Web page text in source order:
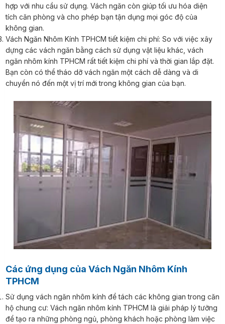
hợp với nhu cầu sử dụng. Vách ngăn còn giúp tối ưu hóa diện
tích căn phòng và cho phép bạn tận dụng mọi góc độ của
không gian.
Vách Ngăn Nhôm Kính TPHCM tiết kiệm chi phí: So với việc xây
dựng các vách ngăn bằng cách sử dụng vật liệu khác, vách
ngăn nhôm kính TPHCM rất tiết kiệm chi phí và thời gian lắp đặt.
Bạn còn có thể tháo dỡ vách ngăn một cách dễ dàng và di
chuyển nó đến một vị trí mới trong không gian của bạn.
Các ứng dụng của Vách Ngăn Nhôm Kính
TPHCM
Sử dụng vách ngăn nhôm kính để tách các không gian trong căn
hộ chung cư: Vách ngăn nhôm kính TPHCM là giải pháp lý tưởng
để tạo ra những phòng ngủ, phòng khách hoặc phòng làm việc